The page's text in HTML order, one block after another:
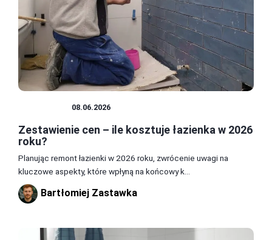
08.06.2026
Zestawienie cen – ile kosztuje łazienka w 2026
roku?
Planując remont łazienki w 2026 roku, zwrócenie uwagi na
kluczowe aspekty, które wpłyną na końcowy k...
Bartłomiej Zastawka